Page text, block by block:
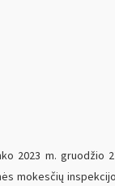
2023 m. gruodžio
mokesčių